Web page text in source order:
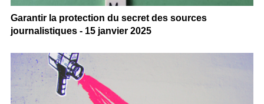
Garantir la protection du secret des sources
journalistiques - 15 janvier 2025